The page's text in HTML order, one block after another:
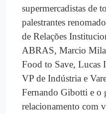
supermercadistas de
palestrantes
de Relações
ABRAS, Marcio
Food to Save, Lucas
VP de Indústria e
Fernando Gibotti e o
relacionamento com